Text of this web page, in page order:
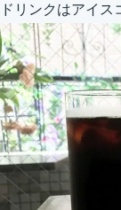
ドリンクはアイス